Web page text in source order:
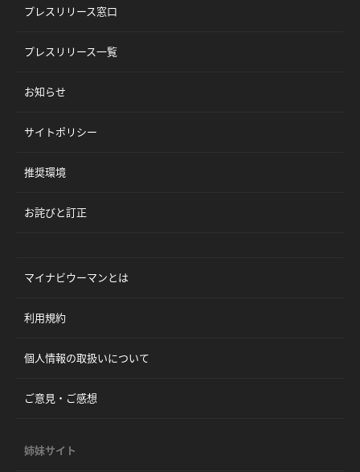
プレスリリース窓口
プレスリリース一覧
お知らせ
サイトポリシー
推奨環境
お詫びと訂正
マイナビウーマンとは
利用規約
個人情報の取扱いについて
ご意見・ご感想
姉妹サイト